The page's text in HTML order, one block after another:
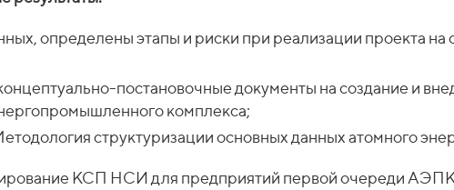
определены этапы и риски при реализации проекта на
постановочные документы на создание и
комплекса;
структуризации основных данных атомного
КСП НСИ для предприятий первой очереди АЭПК